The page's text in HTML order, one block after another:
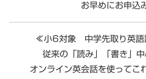
お早めにお申込
≪小6対象 中学先取り英語
従来の「読み」「書き」中
オンライン英会話を使ってこ